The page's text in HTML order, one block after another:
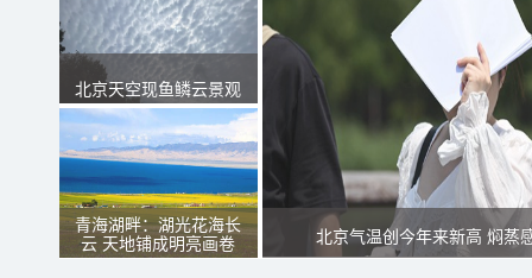
北京天空现鱼鳞云景观
青海湖畔：湖光花海长
云 天地铺成明亮画卷
北京气温创今年来新高 焖蒸